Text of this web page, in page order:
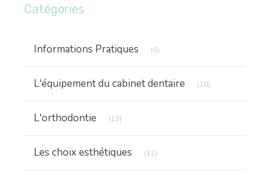
Catégories
Informations Pratiques (6)
L'équipement du cabinet dentaire (10)
L'orthodontie (13)
Les choix esthétiques (12)